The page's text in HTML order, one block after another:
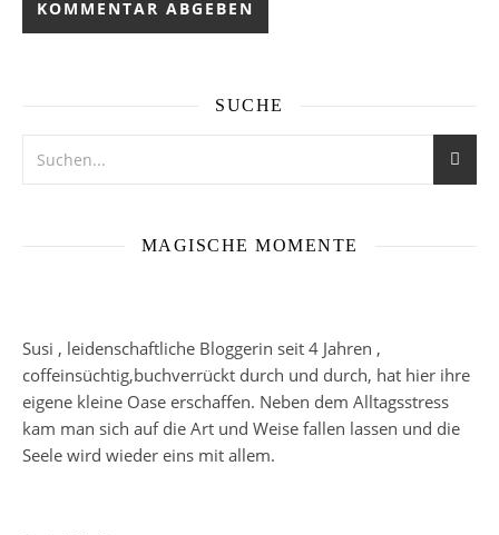
SUCHE
MAGISCHE MOMENTE
Susi , leidenschaftliche Bloggerin seit 4 Jahren ,
coffeinsüchtig,buchverrückt durch und durch, hat hier ihre
eigene kleine Oase erschaffen. Neben dem Alltagsstress
kam man sich auf die Art und Weise fallen lassen und die
Seele wird wieder eins mit allem.